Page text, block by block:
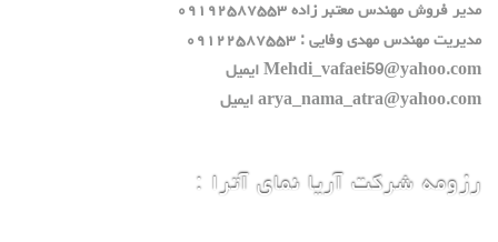
مدير فروش مهندس معتبر زاده ٠٩١٩٢٥٨٧٥٥٣
مديريت مهندس مهدي وفايي : ٠٩١٢٢٥٨٧٥٥٣
Mehdi_vafaei59@yahoo.com ايميل
arya_nama_atra@yahoo.com ايميل
رزومه شرکت آریا نمای آترا :